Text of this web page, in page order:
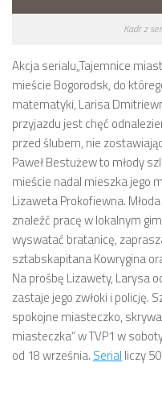
Kadr z
Akcja serialu„Tajemnice
mieście Bogorodsk, do
matematyki, Larisa
przyjazdu jest chęć
przed ślubem, nie
Paweł Bestużew to młody
mieście nadal mieszka jego
Lizaweta Prokofiewna.
znaleźć pracę w lokalnym
wyswatać bratanicę,
sztabskapitana Kowrygina
Na prośbę Lizawety, Larysa
zastaje jego zwłoki i policję.
spokojne miasteczko,
miasteczka” w TVP1 w
od 18 września. Serial liczy